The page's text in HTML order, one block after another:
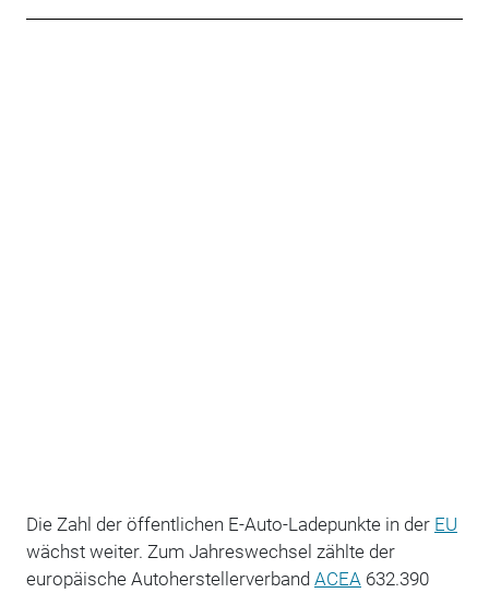
Die Zahl der öffentlichen E-Auto-Ladepunkte in der EU
wächst weiter. Zum Jahreswechsel zählte der
europäische Autoherstellerverband ACEA 632.390